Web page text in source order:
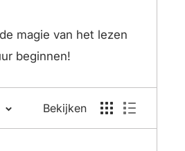
magie van het lezen
beginnen!
Bekijken